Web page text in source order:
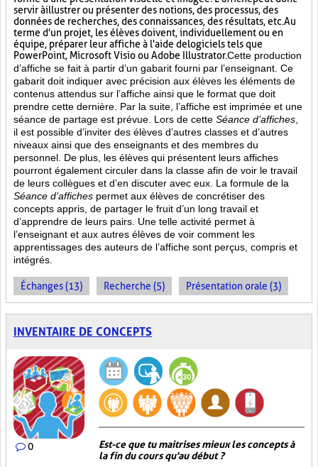
servir à illustrer ou présenter des notions, des processus, des
données de recherches, des connaissances, des résultats, etc. Au
terme d'un projet, les élèves doivent, individuellement ou en
équipe, préparer leur affiche à l'aide de logiciels tels que
PowerPoint, Microsoft Visio ou Adobe Illustrator.Cette production
d’affiche se fait à partir d’un gabarit fourni par l’enseignant. Ce
gabarit doit indiquer avec précision aux élèves les éléments de
contenus attendus sur l’affiche ainsi que le format que doit
prendre cette dernière. Par la suite, l’affiche est imprimée et une
séance de partage est prévue. Lors de cette Séance d’affiches
il est possible d’inviter des élèves d’autres classes et d’autres
niveaux ainsi que des enseignants et des membres du
personnel. De plus, les élèves qui présentent leurs affiches
pourront également circuler dans la classe afin de voir le travail
de leurs collègues et d’en discuter avec eux. La formule de la
Séance d’affiches permet aux élèves de concrétiser des
concepts appris, de partager le fruit d’un long travail et
d’apprendre de leurs pairs. Une telle activité permet à
l’enseignant et aux autres élèves de voir comment les
apprentissages des auteurs de l’affiche sont perçus, compris et
intégrés.
Échanges (13) Recherche (5) Présentation orale (3)
INVENTAIRE DE CONCEPTS
0
Est-ce que tu maitrises mieux les concepts à
la fin du cours qu'au début ?